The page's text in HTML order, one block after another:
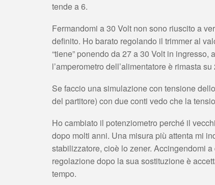
tende a 6.
Fermandomi a 30 Volt non sono riuscito a
definito. Ho barato regolando il trimmer al
“tiene” ponendo da 27 a 30 Volt in
l’amperometro dell’alimentatore è rimasta
Se faccio una simulazione con tensione
del partitore) con due conti vedo che la
Ho cambiato il potenziometro perché il
dopo molti anni. Una misura più attenta mi
stabilizzatore, cioè lo zener. Accingendomi
regolazione dopo la sua sostituzione è
tempo.